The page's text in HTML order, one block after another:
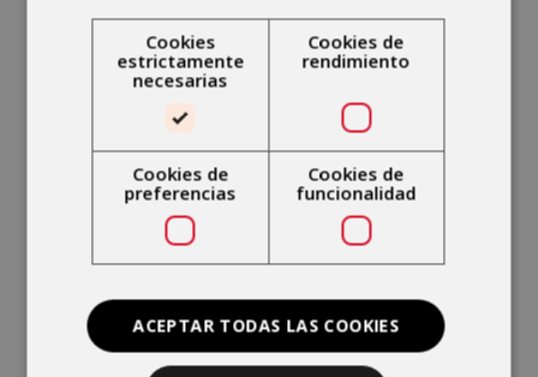
deportiva, quienes realizarán un
seguimiento profesional adaptado a
las exigencias de la competición.
Con este patrocinio, el grupo
sanitario reafirma su compromiso
con la prevención, el bienestar y el
impulso de hábitos saludables,
apoyando activamente a los clubes
locales y fomentando la práctica
deportiva segura.
Cookies
estrictamente
necesarias
Cookies de
rendimiento
Cookies de
preferencias
Cookies de
funcionalidad
ACEPTAR TODAS LAS COOKIES